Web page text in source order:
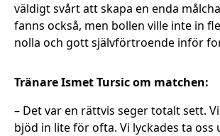
väldigt svårt att skapa en enda
fanns också, men bollen ville inte in
nolla och gott självförtroende inför
Tränare Ismet Tursic om matchen:
– Det var en rättvis seger totalt sett.
bjöd in lite för ofta. Vi lyckades ta